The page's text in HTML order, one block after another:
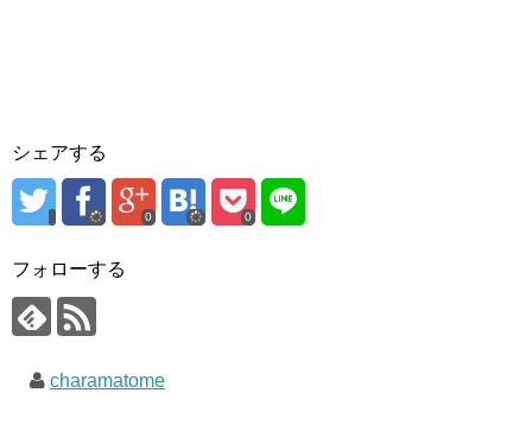
シェアする
0 0
フォローする
charamatome